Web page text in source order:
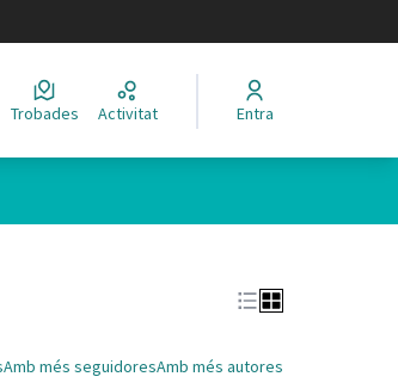
Trobades Activitat Entra
Amb més seguidoresAmb més autores